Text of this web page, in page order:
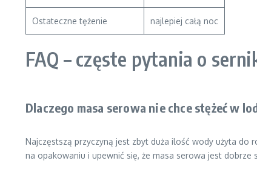
Ostateczne tężenie najlepiej całą noc
FAQ – częste pytania o
Dlaczego masa serowa nie chce stężeć w
Najczęstszą przyczyną jest zbyt duża ilość wody użyta do
na opakowaniu i upewnić się, że masa serowa jest dobrze